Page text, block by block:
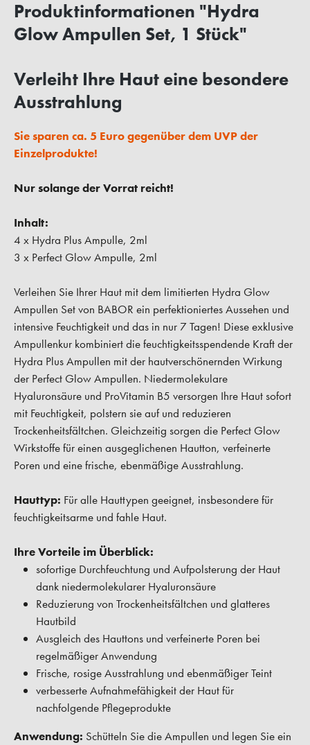
Produktinformationen "Hydra
Glow Ampullen Set, 1 Stück"
Verleiht Ihre Haut eine besondere
Ausstrahlung
Sie sparen ca. 5 Euro gegenüber dem UVP der
Einzelprodukte!
Nur solange der Vorrat reicht!
Inhalt:
4 x Hydra Plus Ampulle, 2ml
3 x Perfect Glow Ampulle, 2ml
Verleihen Sie Ihrer Haut mit dem limitierten Hydra Glow
Ampullen Set von BABOR ein perfektioniertes Aussehen und
intensive Feuchtigkeit und das in nur 7 Tagen! Diese exklusive
Ampullenkur kombiniert die feuchtigkeitsspendende Kraft der
Hydra Plus Ampullen mit der hautverschönernden Wirkung
der Perfect Glow Ampullen. Niedermolekulare
Hyaluronsäure und ProVitamin B5 versorgen Ihre Haut sofort
mit Feuchtigkeit, polstern sie auf und reduzieren
Trockenheitsfältchen. Gleichzeitig sorgen die Perfect Glow
Wirkstoffe für einen ausgeglichenen Hautton, verfeinerte
Poren und eine frische, ebenmäßige Ausstrahlung.
Hauttyp: Für alle Hauttypen geeignet, insbesondere für
feuchtigkeitsarme und fahle Haut.
Ihre Vorteile im Überblick:
sofortige Durchfeuchtung und Aufpolsterung der Haut
dank niedermolekularer Hyaluronsäure
Reduzierung von Trockenheitsfältchen und glatteres
Hautbild
Ausgleich des Hauttons und verfeinerte Poren bei
regelmäßiger Anwendung
Frische, rosige Ausstrahlung und ebenmäßiger Teint
verbesserte Aufnahmefähigkeit der Haut für
nachfolgende Pflegeprodukte
Anwendung: Schütteln Sie die Ampullen und legen Sie ein